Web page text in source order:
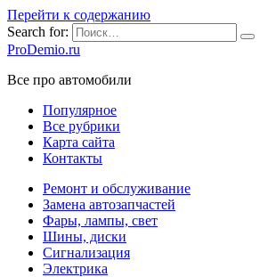
Перейти к содержанию
Search for:
ProDemio.ru
Все про автомобили
Популярное
Все рубрики
Карта сайта
Контакты
Ремонт и обслуживание
Замена автозапчастей
Фары, лампы, свет
Шины, диски
Сигнализация
Электрика